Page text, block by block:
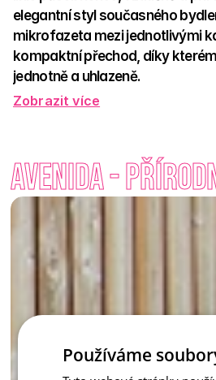
elegantní styl současného
mikrofazeta mezi jednotlivými
kompaktní přechod, díky
jednotně a uhlazeně.
Na výběr máte z klasického
odleskem na slunci.
Excelent bílá,
ušlechtilost a dodají prostoru
Dlažba je nejen krásná, ale i pevná –
která propojí styl s funkcí.
Zobrazit více
Avenida -
Používáme